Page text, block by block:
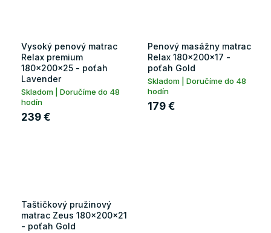
Vysoký penový matrac
Relax premium
180x200x25 - poťah
Lavender
Skladom | Doručíme do 48
hodín
239 €
Penový masážny matrac
Relax 180x200x17 -
poťah Gold
Skladom | Doručíme do 48
hodín
179 €
Taštičkový pružinový
matrac Zeus 180x200x21
- poťah Gold